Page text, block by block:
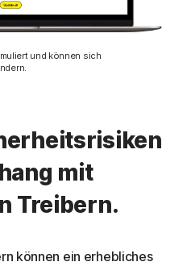
und können sich
mit
Treibern.
können ein erhebliches